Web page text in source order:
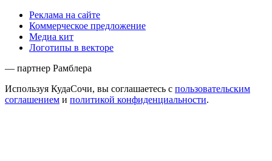
Реклама на сайте
Коммерческое предложение
Медиа кит
Логотипы в векторе
— партнер Рамблера
Используя КудаСочи, вы соглашаетесь с пользовательским
соглашением и политикой конфиденциальности.